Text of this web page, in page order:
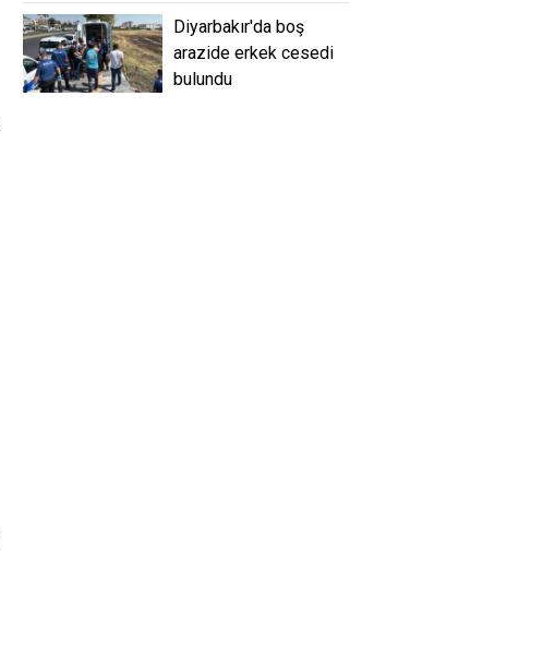
Diyarbakır'da boş
arazide erkek cesedi
bulundu